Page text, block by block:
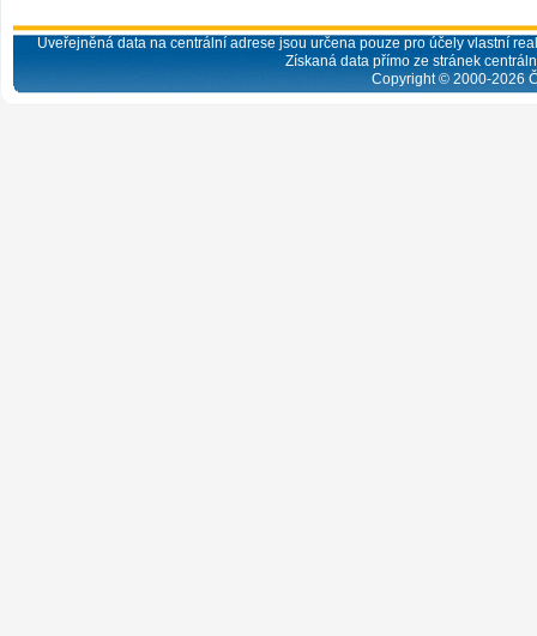
Uveřejněná data na centrální adrese jsou určena pouze pro účely vlastní
Získaná data přímo ze stránek
Copyright © 2000-2026